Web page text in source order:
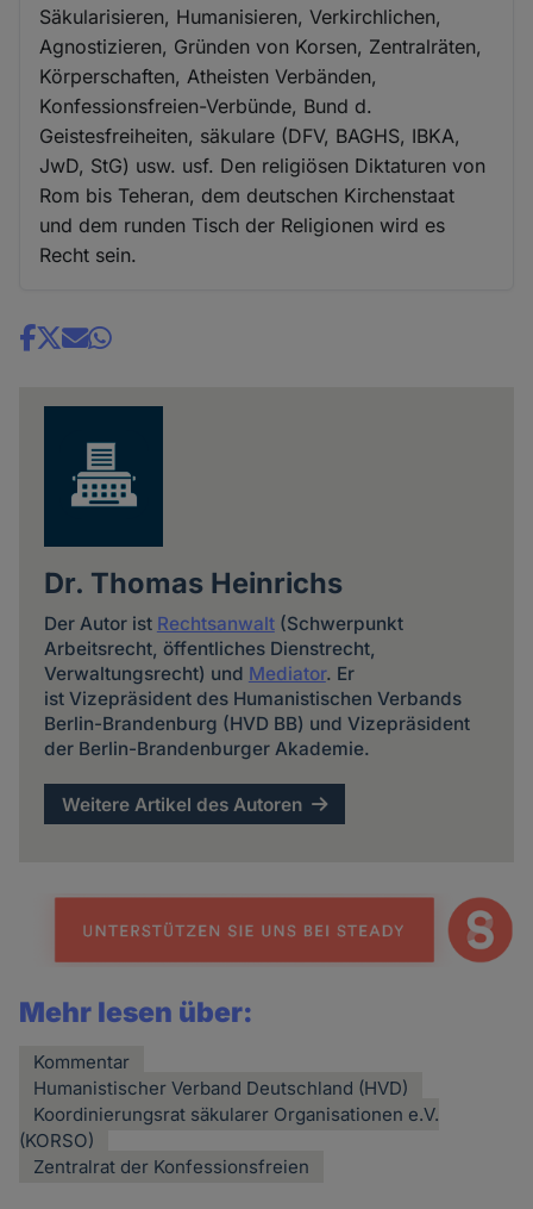
Säkularisieren, Humanisieren, Verkirchlichen,
Agnostizieren, Gründen von Korsen, Zentralräten,
Körperschaften, Atheisten Verbänden,
Konfessionsfreien-Verbünde, Bund d.
Geistesfreiheiten, säkulare (DFV, BAGHS, IBKA,
JwD, StG) usw. usf. Den religiösen Diktaturen von
Rom bis Teheran, dem deutschen Kirchenstaat
und dem runden Tisch der Religionen wird es
Recht sein.
Share
Dr. Thomas Heinrichs
Der Autor ist Rechtsanwalt(Schwerpunkt
Arbeitsrecht, öffentliches Dienstrecht,
Verwaltungsrecht) und Mediator. Er
ist Vizepräsident des Humanistischen Verbands
Berlin-Brandenburg (HVD BB) und Vizepräsident
der Berlin-Brandenburger Akademie.
Weitere Artikel des Autoren
Mehr lesen über:
Kommentar
Humanistischer Verband Deutschland (HVD)
Koordinierungsrat säkularer Organisationen e.V.
(KORSO)
Zentralrat der Konfessionsfreien